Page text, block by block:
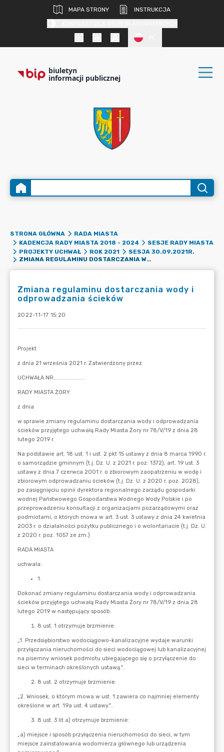
MAPA STRONY
INSTRUKCJA
biuletyn
informacji publicznej
STRONA GŁÓWNA
RADA MIASTA
KADENCJA RADY MIASTA 2018 - 2024
SESJE RADY MIASTA
PROJEKTY UCHWAŁ
ROK 2021
SESJA 30.09.2021R.
ZMIANA REGULAMINU DOSTARCZANIA WODY I ODPROWADZANIA ŚCIEKÓW
Zmiana regulaminu dostarczania wody i
odprowadzania ścieków
2022-11-17 15:20